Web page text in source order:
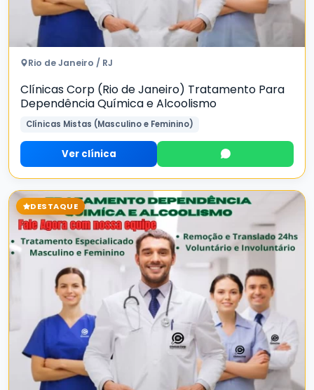
Rio de Janeiro / RJ
Clínicas Corp (Rio de Janeiro) Tratamento Para
Dependência Química e Alcoolismo
Clínicas Mistas (Masculino e Feminino)
Ver clínica
DESTAQUE